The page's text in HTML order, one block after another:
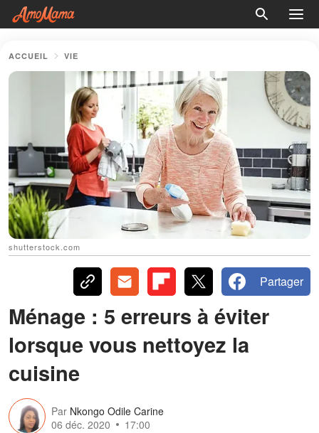
ACCUEIL VIE
shutterstock.com
Partager
Ménage : 5 erreurs à éviter
lorsque vous nettoyez la
cuisine
Par Nkongo Odile Carine
06 déc. 2020
17:00